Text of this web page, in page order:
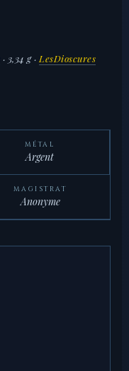
· 3,34 g · LesDioscures
MÉTAL
Argent
MAGISTRAT
Anonyme